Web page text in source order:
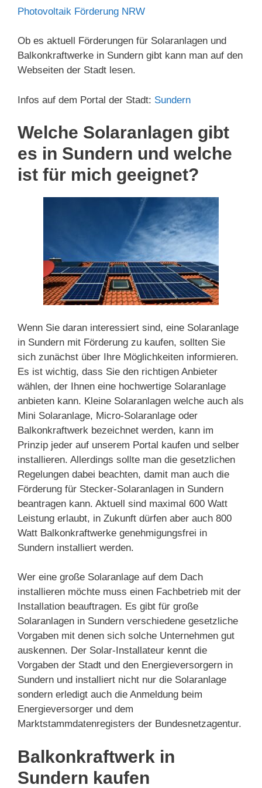
Photovoltaik Förderung NRW
Ob es aktuell Förderungen für Solaranlagen und
Balkonkraftwerke in Sundern gibt kann man auf den
Webseiten der Stadt lesen.
Infos auf dem Portal der Stadt: Sundern
Welche Solaranlagen gibt
es in Sundern und welche
ist für mich geeignet?
Wenn Sie daran interessiert sind, eine Solaranlage
in Sundern mit Förderung zu kaufen, sollten Sie
sich zunächst über Ihre Möglichkeiten informieren.
Es ist wichtig, dass Sie den richtigen Anbieter
wählen, der Ihnen eine hochwertige Solaranlage
anbieten kann. Kleine Solaranlagen welche auch als
Mini Solaranlage, Micro-Solaranlage oder
Balkonkraftwerk bezeichnet werden, kann im
Prinzip jeder auf unserem Portal kaufen und selber
installieren. Allerdings sollte man die gesetzlichen
Regelungen dabei beachten, damit man auch die
Förderung für Stecker-Solaranlagen in Sundern
beantragen kann. Aktuell sind maximal 600 Watt
Leistung erlaubt, in Zukunft dürfen aber auch 800
Watt Balkonkraftwerke genehmigungsfrei in
Sundern installiert werden.
Wer eine große Solaranlage auf dem Dach
installieren möchte muss einen Fachbetrieb mit der
Installation beauftragen. Es gibt für große
Solaranlagen in Sundern verschiedene gesetzliche
Vorgaben mit denen sich solche Unternehmen gut
auskennen. Der Solar-Installateur kennt die
Vorgaben der Stadt und den Energieversorgern in
Sundern und installiert nicht nur die Solaranlage
sondern erledigt auch die Anmeldung beim
Energieversorger und dem
Marktstammdatenregisters der Bundesnetzagentur.
Balkonkraftwerk in
Sundern kaufen